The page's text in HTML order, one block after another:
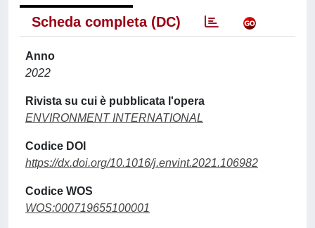
Scheda completa (DC)
Anno
2022
Rivista su cui è pubblicata l'opera
ENVIRONMENT INTERNATIONAL
Codice DOI
https://dx.doi.org/10.1016/j.envint.2021.106982
Codice WOS
WOS:000719655100001